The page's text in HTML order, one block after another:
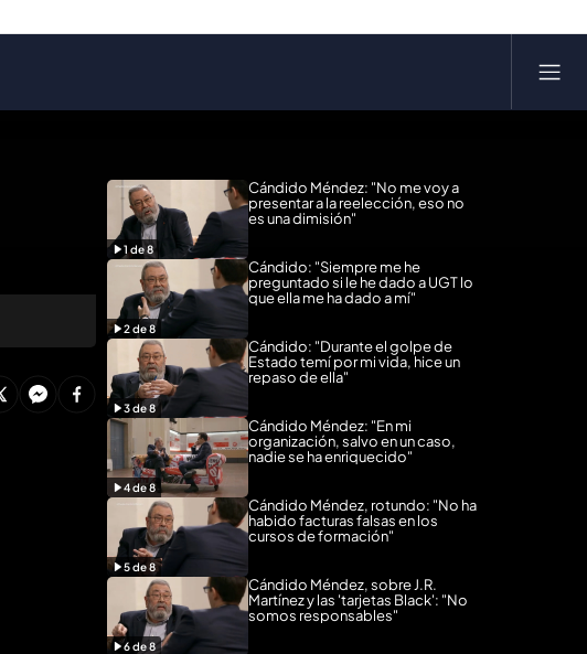
1 de8
Cándido Méndez: "No me voy a
presentar a la reelección, eso no
es una dimisión"
2de8
Cándido: "Siempre me he
preguntado si le he dado a UGT lo
que ella me ha dado a mí"
3de8
Cándido: "Durante el golpe de
Estado temí por mi vida, hice un
repaso de ella"
4de8
Cándido Méndez: "En mi
organización, salvo en un caso,
nadie se ha enriquecido"
5de8
Cándido Méndez, rotundo: "No ha
habido facturas falsas en los
cursos de formación"
6de8
Cándido Méndez, sobre J.R.
Martínez y las 'tarjetas Black': "No
somos responsables"